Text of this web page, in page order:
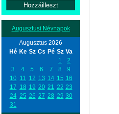
Augusztusi Névnapok
Augusztus 2026
Hé Ke Sz Cs Pé Sz Va
1
2
3
4 5 6 7 8
9
10 11 12 13 14 15 16
17 18 19 20 21 22 23
24 25 26 27 28 29 30
31